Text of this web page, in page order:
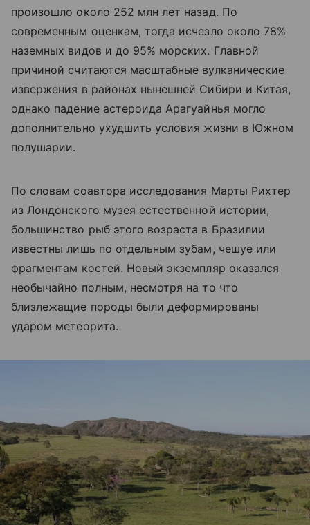
произошло около 252 млн лет назад. По
современным оценкам, тогда исчезло около 78%
наземных видов и до 95% морских. Главной
причиной считаются масштабные вулканические
извержения в районах нынешней Сибири и Китая,
однако падение астероида Арагуайнья могло
дополнительно ухудшить условия жизни в Южном
полушарии.
По словам соавтора исследования Марты Рихтер
из Лондонского музея естественной истории,
большинство рыб этого возраста в Бразилии
известны лишь по отдельным зубам, чешуе или
фрагментам костей. Новый экземпляр оказался
необычайно полным, несмотря на то что
близлежащие породы были деформированы
ударом метеорита.